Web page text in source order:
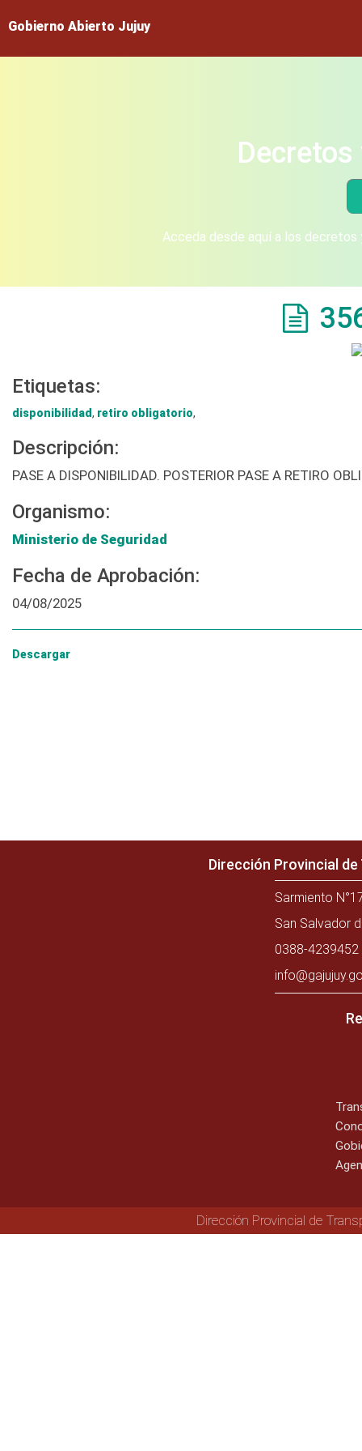
Gobierno Abierto Jujuy
Acceda desde aquí a los
Etiquetas:
disponibilidad, retiro obligatorio,
Descripción:
PASE A DISPONIBILIDAD. POSTERIOR PASE A RETIRO
Organismo:
Ministerio de Seguridad
Fecha de Aprobación:
04/08/2025
Descargar
Dirección Provincial
Sarmiento
San Salvador
0388-
Dirección Provincial de